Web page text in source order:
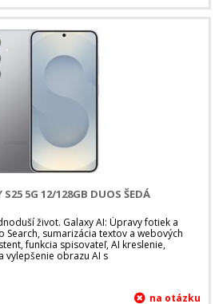
5G 12/128GB DUOS ŠEDÁ
život. Galaxy AI: Úpravy fotiek a
Search, sumarizácia textov a webových
funkcia spisovateľ, AI kreslenie,
vylepšenie obrazu AI s